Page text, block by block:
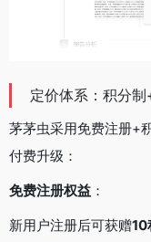
定价体系：积分
茅茅虫采用免费注册+
付费升级：
免费注册权益 ：
新用户注册后可获赠10